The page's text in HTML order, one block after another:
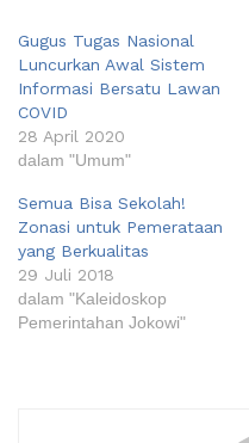
Gugus Tugas Nasional
Luncurkan Awal Sistem
Informasi Bersatu Lawan
COVID
28 April 2020
dalam "Umum"
Semua Bisa Sekolah!
Zonasi untuk Pemerataan
yang Berkualitas
29 Juli 2018
dalam "Kaleidoskop
Pemerintahan Jokowi"